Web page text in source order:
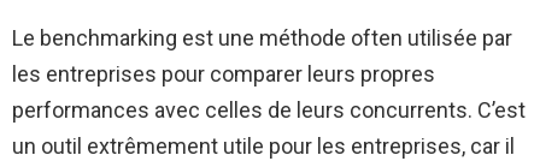
Le benchmarking est une méthode often utilisée par
les entreprises pour comparer leurs propres
performances avec celles de leurs concurrents. C’est
un outil extrêmement utile pour les entreprises, car il